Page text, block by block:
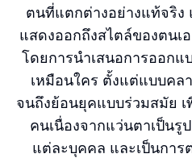
ตนที่แตกต่างอย่างแท้จริ
แสดงออกถึงสไตล์ของตนเ
โดยการนำเสนอการออก
เหมือนใคร ตั้งแต่แบบคล
จนถึงย้อนยุคแบบร่วมสมัย
คนเนื่องจากแว่นตาเป็นรู
แต่ละบุคคล และเป็นกา